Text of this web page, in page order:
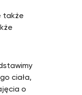
także
ciała,
o